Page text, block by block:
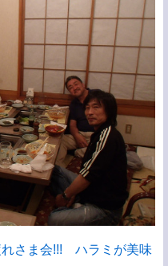
れさま会!!! ハラミが美味